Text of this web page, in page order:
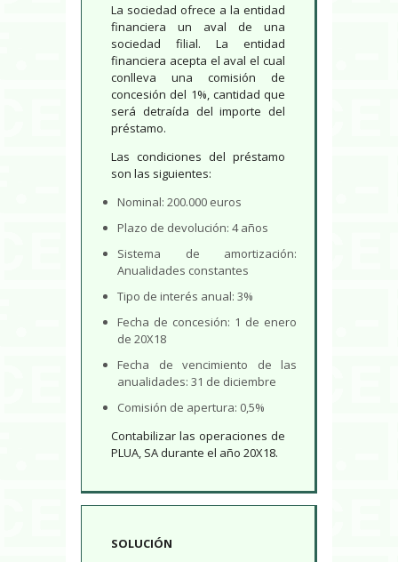
La sociedad ofrece a la entidad
financiera un aval de una
sociedad filial. La entidad
financiera acepta el aval el cual
conlleva una comisión de
concesión del 1%, cantidad que
será detraída del importe del
préstamo.
Las condiciones del préstamo
son las siguientes:
Nominal: 200.000 euros
Plazo de devolución: 4 años
Sistema de amortización:
Anualidades constantes
Tipo de interés anual: 3%
Fecha de concesión: 1 de enero
de 20X18
Fecha de vencimiento de las
anualidades: 31 de diciembre
Comisión de apertura: 0,5%
Contabilizar las operaciones de
PLUA, SA durante el año 20X18.
SOLUCIÓN